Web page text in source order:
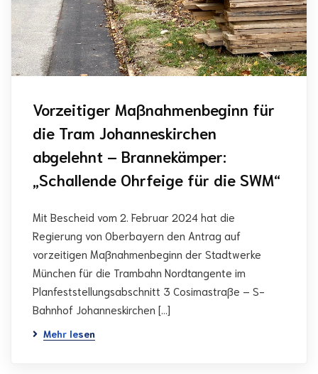
Vorzeitiger Maßnahmenbeginn für
die Tram Johanneskirchen
abgelehnt – Brannekämper:
„Schallende Ohrfeige für die SWM“
Mit Bescheid vom 2. Februar 2024 hat die
Regierung von Oberbayern den Antrag auf
vorzeitigen Maßnahmenbeginn der Stadtwerke
München für die Trambahn Nordtangente im
Planfeststellungsabschnitt 3 Cosimastraße – S-
Bahnhof Johanneskirchen […]
Mehr lesen